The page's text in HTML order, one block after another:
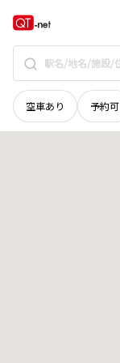
空車あり 予約可
愛媛県